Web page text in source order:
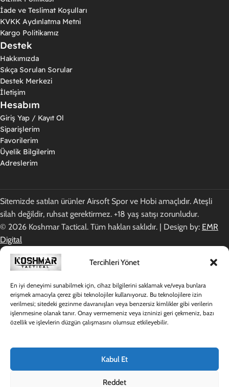
Tercihleri Yönet
En iyi deneyimi sunabilmek için, cihaz bilgilerini saklamak ve/veya bunlara
erişmek amacıyla çerez gibi teknolojiler kullanıyoruz. Bu teknolojilere izin
verilmesi; sitedeki gezinme davranışları veya benzersiz kimlikler gibi verilerin
işlenmesine olanak tanır. Onay vermemeniz veya izninizi geri çekmeniz, bazı
özellik ve işlevlerin düzgün çalışmasını olumsuz etkileyebilir.
Kabul Et
Reddet
İade ve Teslimat Koşulları
KVKK Aydınlatma Metni
Kargo Politikamız
Destek
Hakkımızda
Sıkça Sorulan Sorular
Destek Merkezi
İletişim
Hesabım
Giriş Yap / Kayıt Ol
Siparişlerim
Favorilerim
Üyelik Bilgilerim
Adreslerim
Sitemizde satılan ürünler Airsoft Spor ve Hobi amaçlıdır. Ateşli
silah değildir, ruhsat gerektirmez. +18 yaş satışı zorunludur.
© 2026 Koshmar Tactical. Tüm hakları saklıdır. | Design by: EMR
Digital